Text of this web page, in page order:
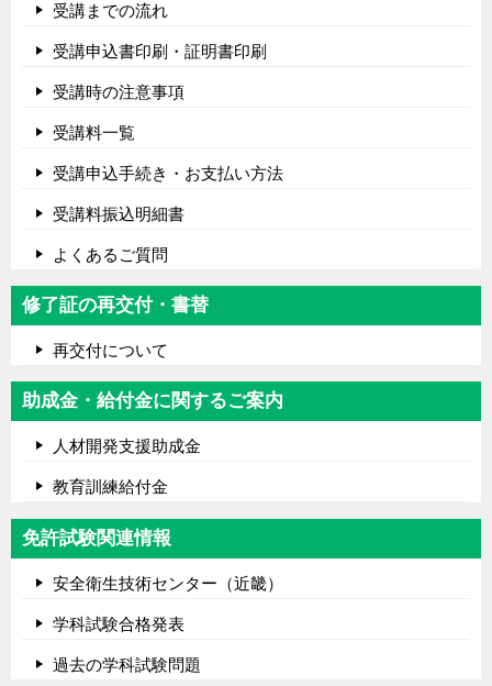
受講までの流れ
受講申込書印刷・証明書印刷
受講時の注意事項
受講料一覧
受講申込手続き・お支払い方法
受講料振込明細書
よくあるご質問
修了証の再交付・書替
再交付について
助成金・給付金に関するご案内
人材開発支援助成金
教育訓練給付金
免許試験関連情報
安全衛生技術センター（近畿）
学科試験合格発表
過去の学科試験問題